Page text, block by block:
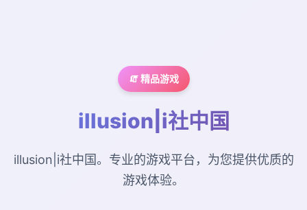
🧯 精品游戏
illusion|i社中国
illusion|i社中国。专业的游戏平台，为您提供优质的
游戏体验。